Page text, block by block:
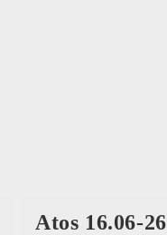
Atos 16.06-26